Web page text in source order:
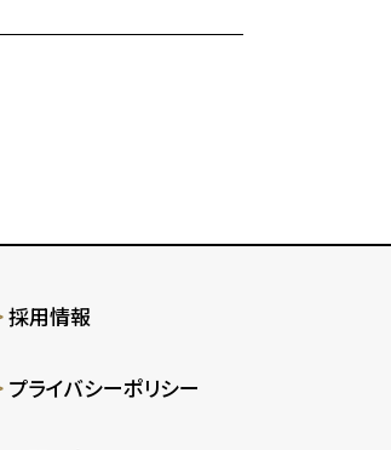
採用情報
プライバシーポリシー